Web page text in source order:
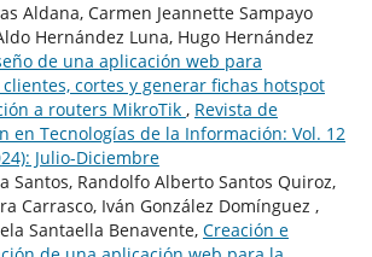
Aldana, Carmen Jeannette Sampayo
Hernández Luna, Hugo Hernández
de una aplicación web para
cortes y generar fichas hotspot
a routers MikroTik , Revista de
en Tecnologías de la Información: Vol. 12
Julio-Diciembre
Santos, Randolfo Alberto Santos Quiroz,
Carrasco, Iván González Domínguez ,
Santaella Benavente, Creación e